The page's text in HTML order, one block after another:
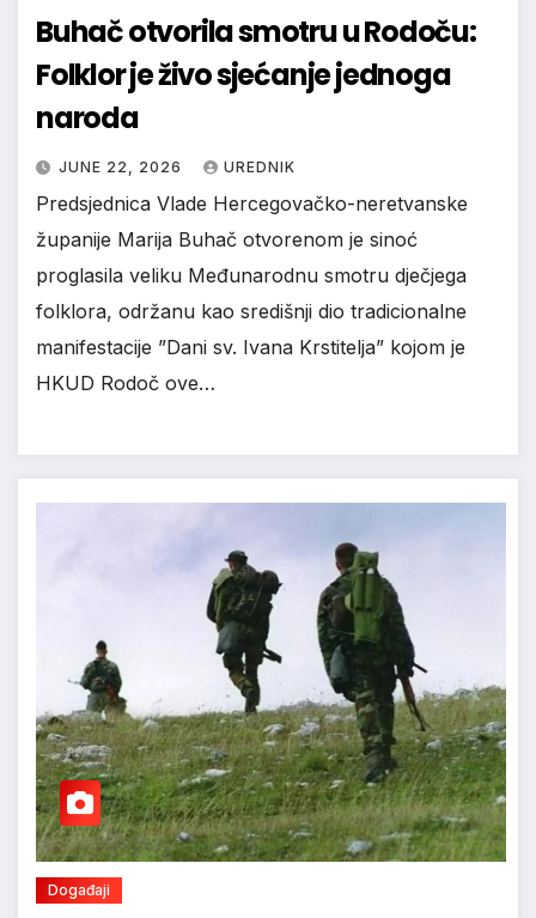
Buhač otvorila smotru u Rodoču:
Folklor je živo sjećanje jednoga
naroda
JUNE 22, 2026 UREDNIK
Predsjednica Vlade Hercegovačko-neretvanske
županije Marija Buhač otvorenom je sinoć
proglasila veliku Međunarodnu smotru dječjega
folklora, održanu kao središnji dio tradicionalne
manifestacije ”Dani sv. Ivana Krstitelja” kojom je
HKUD Rodoč ove…
Događaji